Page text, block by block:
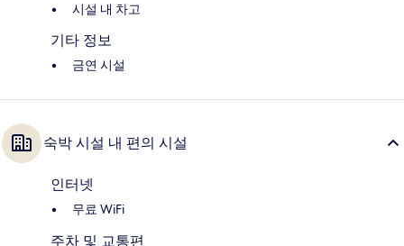
시설 내 차고
기타 정보
금연 시설
숙박 시설 내 편의 시설
인터넷
무료 WiFi
주차 및 교통편